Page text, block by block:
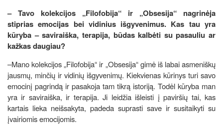
– Tavo kolekcijos „Filofobija“ ir „Obsesija“ nagrinėja
stiprias emocijas bei vidinius išgyvenimus. Kas tau yra
kūryba – saviraiška, terapija, būdas kalbėti su pasauliu ar
kažkas daugiau?
–Mano kolekcijos „Filofobija“ ir „Obsesija“ gimė iš labai asmeniškų
jausmų, minčių ir vidinių išgyvenimų. Kiekvienas kūrinys turi savo
emocinį pagrindą ir pasakoja tam tikrą istoriją. Todėl kūryba man
yra ir saviraiška, ir terapija. Ji leidžia išleisti į paviršių tai, kas
kartais lieka neišsakyta, padeda suprasti save ir susitaikyti su
įvairiomis emocijomis.